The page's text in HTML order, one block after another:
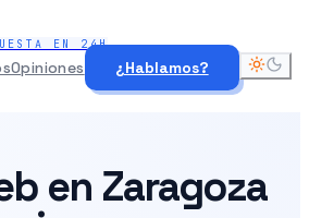
EN 24H
Opiniones ¿Hablamos?
en Zaragoza